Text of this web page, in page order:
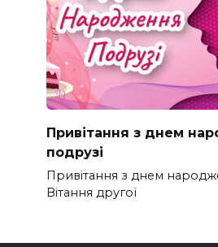
Привітання з днем
подрузі
Привітання з днем
Вітання другої